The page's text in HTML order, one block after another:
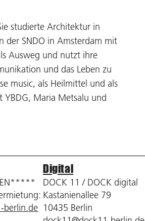
studierte Architektur in
der SNDO in Amsterdam mit
Ausweg und nutzt ihre
und das Leben zu
music, als Heilmittel und als
YBDG, Maria Metsalu und
berlin.de
Digital
DOCK 11 / DOCK digital
Kastanienallee 79
10435 Berlin